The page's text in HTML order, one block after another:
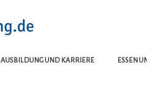
AUSBILDUNG UND KARRIERE ESSEN